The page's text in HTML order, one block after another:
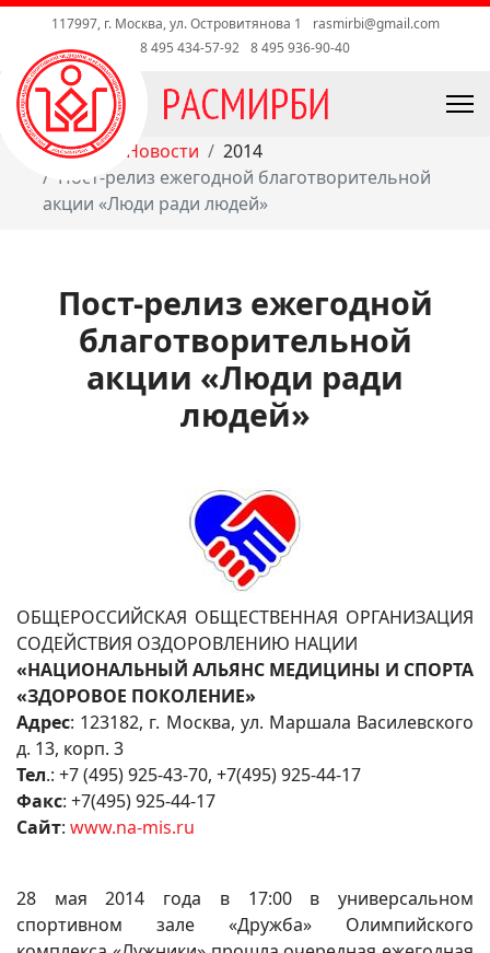
117997, г. Москва, ул. Островитянова 1
rasmirbi@gmail.com
8 495 434-57-92 8 495 936-90-40
Главная Новости
2014
Пост-релиз ежегодной благотворительной
акции «Люди ради людей»
Пост-релиз ежегодной
благотворительной
акции «Люди ради
людей»
ОБЩЕРОССИЙСКАЯ ОБЩЕСТВЕННАЯ ОРГАНИЗАЦИЯ
СОДЕЙСТВИЯ ОЗДОРОВЛЕНИЮ НАЦИИ
«НАЦИОНАЛЬНЫЙ АЛЬЯНС МЕДИЦИНЫ И СПОРТА
«ЗДОРОВОЕ ПОКОЛЕНИЕ»
Адрес: 123182, г. Москва, ул. Маршала Василевского
д. 13, корп. 3
Тел.: +7 (495) 925-43-70, +7(495) 925-44-17
Факс: +7(495) 925-44-17
Сайт: www.na-mis.ru
28 мая 2014 года в 17:00 в универсальном
спортивном зале «Дружба» Олимпийского